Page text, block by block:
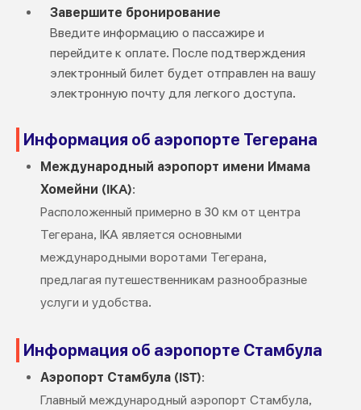
Завершите бронирование
Введите информацию о пассажире и
перейдите к оплате. После подтверждения
электронный билет будет отправлен на вашу
электронную почту для легкого доступа.
Информация об аэропорте Тегерана
Международный аэропорт имени Имама
Хомейни (IKA):
Расположенный примерно в 30 км от центра
Тегерана, IKA является основными
международными воротами Тегерана,
предлагая путешественникам разнообразные
услуги и удобства.
Информация об аэропорте Стамбула
Аэропорт Стамбула (IST):
Главный международный аэропорт Стамбула,